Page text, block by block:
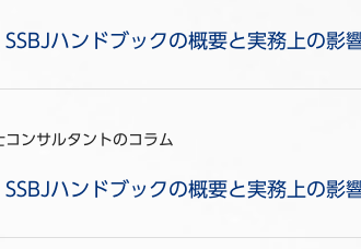
ハンドブックの概要と実務上の影
コンサルタントのコラム
ハンドブックの概要と実務上の影